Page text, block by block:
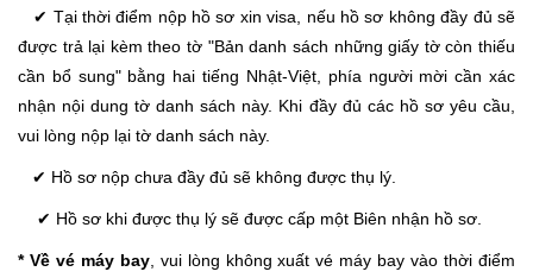
✔ Tại thời điểm nộp hồ sơ xin visa, nếu hồ sơ không đầy đủ sẽ
được trả lại kèm theo tờ "Bản danh sách những giấy tờ còn thiếu
cần bổ sung" bằng hai tiếng Nhật-Việt, phía người mời cần xác
nhận nội dung tờ danh sách này. Khi đầy đủ các hồ sơ yêu cầu,
vui lòng nộp lại tờ danh sách này.
✔ Hồ sơ nộp chưa đầy đủ sẽ không được thụ lý.
✔ Hồ sơ khi được thụ lý sẽ được cấp một Biên nhận hồ sơ.
* Về vé máy bay, vui lòng không xuất vé máy bay vào thời điểm